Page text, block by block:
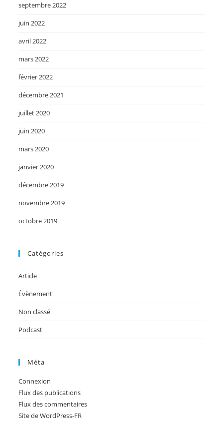
septembre 2022
juin 2022
avril 2022
mars 2022
février 2022
décembre 2021
juillet 2020
juin 2020
mars 2020
janvier 2020
décembre 2019
novembre 2019
octobre 2019
Catégories
Article
Évènement
Non classé
Podcast
Méta
Connexion
Flux des publications
Flux des commentaires
Site de WordPress-FR